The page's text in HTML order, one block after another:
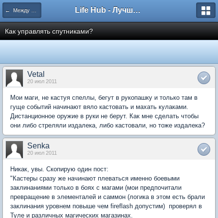
← Между Магией и Техникой Life Hub - Лучшие компьютерные игры мира
Как управлять спутниками?
Vetal
20 июл 2011
Мои маги, не кастуя спеллы, бегут в рукопашку и только там в
гуще событий начинают вяло кастовать и махать кулаками.
Дистанционное оружие в руки не берут. Как мне сделать чтобы
они либо стреляли издалека, либо кастовали, но тоже издалека?
Senka
20 июл 2011
Никак, увы. Скопирую один пост:
"Кастеры сразу же начинают плеваться именно боевыми
заклинаниями только в боях с магами (мои предпочитали
превращение в элементалей и саммон (логика в этом есть брали
заклинания уровнем повыше чем fireflash допустим)  проверял в
Туле и различных магических магазинах.